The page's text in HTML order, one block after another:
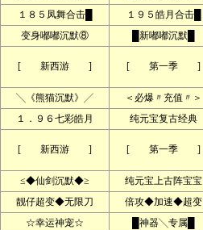
１８５凤舞合击█
１９５皓月合击█
变身嘟嘟沉默⑧
█新嘟嘟沉默█
[ 新西游 ] [ 第一季 ]
╲《熊猫沉默》╱ ＜必爆〃充值〃＞
１．９６七彩皓月
纯元宝复古经典
[ 新西游 ] [ 第一季 ]
≤◆仙剑沉默◆≥ 纯元宝上古阵宝宝
靓仔超变◆无限刀
倍攻◆加速◆超变
☆幸运神宠☆
█神器╲专属█